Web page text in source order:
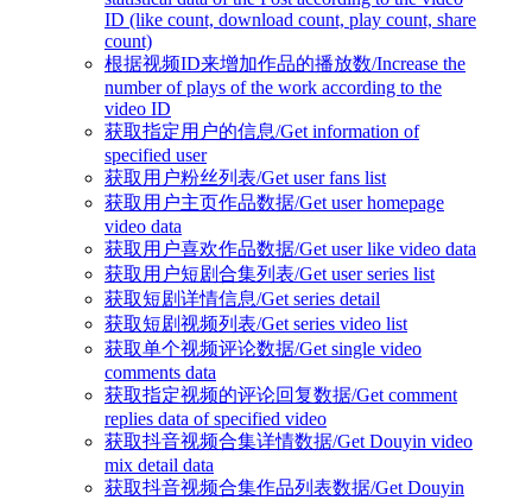
ID (like count, download count, play count, share
count)
根据视频ID来增加作品的播放数/Increase the
number of plays of the work according to the
video ID
获取指定用户的信息/Get information of
specified user
获取用户粉丝列表/Get user fans list
获取用户主页作品数据/Get user homepage
video data
获取用户喜欢作品数据/Get user like video data
获取用户短剧合集列表/Get user series list
获取短剧详情信息/Get series detail
获取短剧视频列表/Get series video list
获取单个视频评论数据/Get single video
comments data
获取指定视频的评论回复数据/Get comment
replies data of specified video
获取抖音视频合集详情数据/Get Douyin video
mix detail data
获取抖音视频合集作品列表数据/Get Douyin